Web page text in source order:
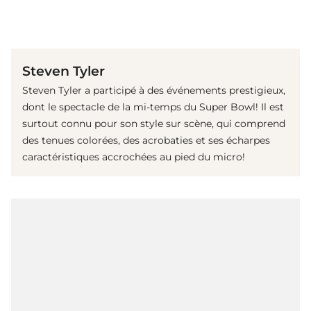
Steven Tyler
Steven Tyler a participé à des événements prestigieux,
dont le spectacle de la mi-temps du Super Bowl! Il est
surtout connu pour son style sur scène, qui comprend
des tenues colorées, des acrobaties et ses écharpes
caractéristiques accrochées au pied du micro!